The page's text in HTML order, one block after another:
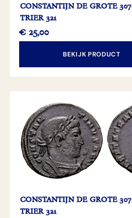
CONSTANTIJN DE GROTE
TRIER 321
€ 25,00
BEKIJK PRODUCT
CONSTANTIJN DE GROTE
TRIER 321